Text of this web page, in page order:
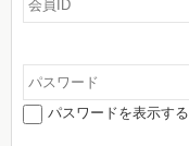
パスワードを表示する